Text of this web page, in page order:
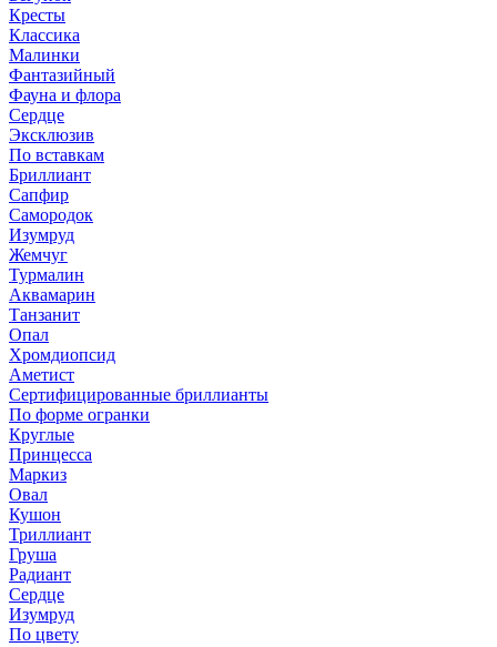
Кресты
Классика
Малинки
Фантазийный
Фауна и флора
Сердце
Эксклюзив
По вставкам
Бриллиант
Сапфир
Самородок
Изумруд
Жемчуг
Турмалин
Аквамарин
Танзанит
Опал
Хромдиопсид
Аметист
Сертифицированные бриллианты
По форме огранки
Круглые
Принцесса
Маркиз
Овал
Кушон
Триллиант
Груша
Радиант
Сердце
Изумруд
По цвету